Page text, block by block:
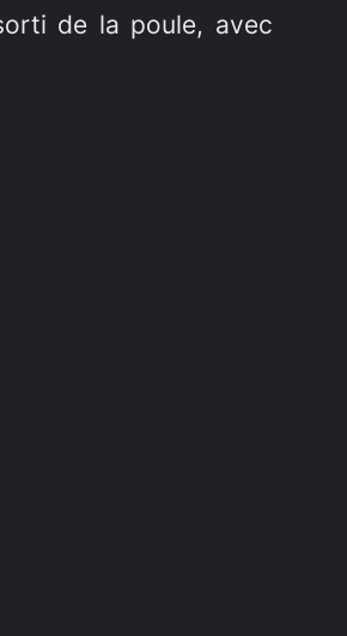
de la poule, avec